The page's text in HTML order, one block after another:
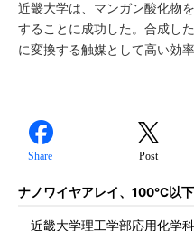
近畿大学は、マンガン酸化物
することに成功した。合成し
に変換する触媒として高い効
Share Post
ナノワイヤアレイ、100℃以
近畿大学理工学部応用化学